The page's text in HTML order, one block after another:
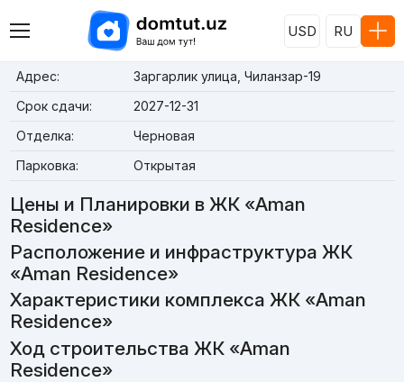
USD RU
Адрес:
Заргарлик улица, Чиланзар-19
Срок сдачи:
2027-12-31
Отделка:
Черновая
Парковка:
Открытая
Цены и Планировки в ЖК «Aman
Residence»
Расположение и инфраструктура ЖК
«Aman Residence»
Характеристики комплекса ЖК «Aman
Residence»
Ход строительства ЖК «Aman
Residence»